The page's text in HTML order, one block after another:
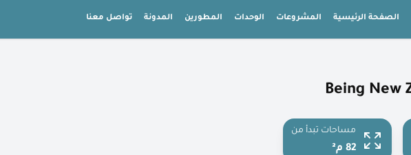
الصفحة الرئيسية المشروعات الوحدات المطورين المدونة تواصل معنا
مساحات تبدأ من
82 م²